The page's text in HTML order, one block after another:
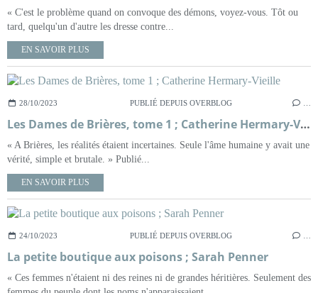
« C'est le problème quand on convoque des démons, voyez-vous. Tôt ou
tard, quelqu'un d'autre les dresse contre...
EN SAVOIR PLUS
28/10/2023 PUBLIÉ DEPUIS OVERBLOG
Les Dames de Brières, tome 1 ; Catherine Hermary-Vieille
« A Brières, les réalités étaient incertaines. Seule l'âme humaine y avait une
vérité, simple et brutale. » Publié...
EN SAVOIR PLUS
24/10/2023 PUBLIÉ DEPUIS OVERBLOG
La petite boutique aux poisons ; Sarah Penner
« Ces femmes n'étaient ni des reines ni de grandes héritières. Seulement des